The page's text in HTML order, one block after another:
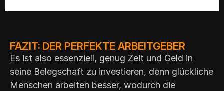
FAZIT: DER PERFEKTE ARBEITGEBER
Es ist also essenziell, genug Zeit und Geld in
seine Belegschaft zu investieren, denn glückliche
Menschen arbeiten besser, wodurch die